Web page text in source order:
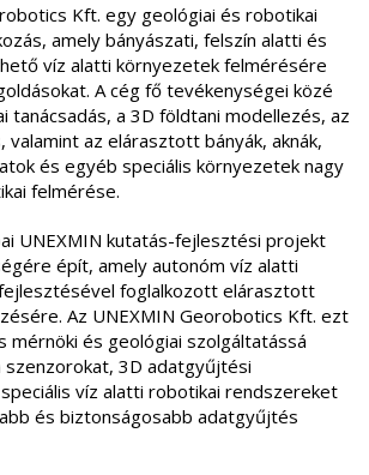
Kft. egy geológiai és robotikai
amely bányászati, felszín alatti és
víz alatti környezetek felmérésére
A cég fő tevékenységei közé
tanácsadás, a 3D földtani modellezés, az
az elárasztott bányák, aknák,
és egyéb speciális környezetek nagy
felmérése.
UNEXMIN kutatás-fejlesztési projekt
épít, amely autonóm víz alatti
foglalkozott elárasztott
Az UNEXMIN Georobotics Kft. ezt
mérnöki és geológiai szolgáltatássá
3D adatgyűjtési
víz alatti robotikai rendszereket
és biztonságosabb adatgyűjtés